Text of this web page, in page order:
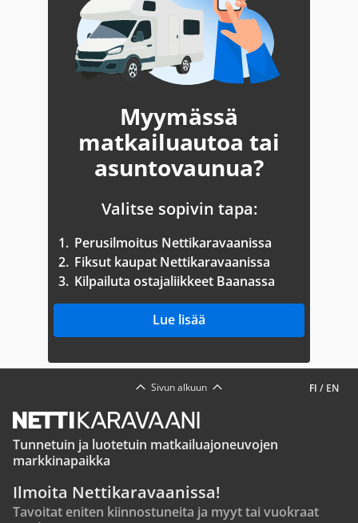
Myymässä
matkailuautoa tai
asuntovaunua?
Valitse sopivin tapa:
1. Perusilmoitus Nettikaravaanissa
2. Fiksut kaupat Nettikaravaanissa
3. Kilpailuta ostajaliikkeet Baanassa
Lue lisää
FI / EN
Sivun alkuun
Tunnetuin ja luotetuin matkailuajoneuvojen
markkinapaikka
Ilmoita Nettikaravaanissa!
Tavoitat eniten kiinnostuneita ja myyt tai vuokraat